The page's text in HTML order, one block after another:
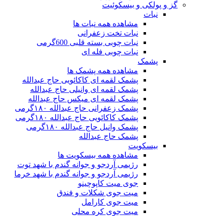
گز و پولکی و بیسکوئیت
نبات
مشاهده همه نبات ها
نبات تخت زعفرانی
نبات چوبی بسته قلبی 600گرمی
نبات چوبی فله ای
پشمک
مشاهده همه پشمک ها
پشمک لقمه ای کاکائویی حاج عبدالله
پشمک لقمه ای وانیلی حاج عبدالله
پشمک لقمه ای میکس حاج عبدالله
پشمک زعفرانی حاج عبدالله ۱۸۰گرمی
پشمک کاکائویی حاج عبدالله ۱۸۰گرمی
پشمک وانیل حاج عبدالله ۱۸۰گرمی
پشمک حاج عبدالله
بیسکویت
مشاهده همه بیسکویت ها
رژیمی آردجو و جوانه گندم با شهد توت
رژیمی آردجو و جوانه گندم با شهد خرما
جوی میت کاپوچینو
میت جوی شکلات و فندق
میت جوی کارامل
میت جوی کره محلی